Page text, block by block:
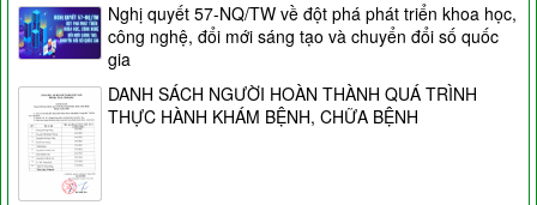
Nghị quyết 57-NQ/TW về đột phá phát triển khoa học,
công nghệ, đổi mới sáng tạo và chuyển đổi số quốc
gia
DANH SÁCH NGƯỜI HOÀN THÀNH QUÁ TRÌNH
THỰC HÀNH KHÁM BỆNH, CHỮA BỆNH